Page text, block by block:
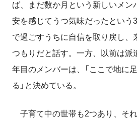
ば、まだ数か月という新しいメン
安を感じてうつ気味だったという
で過ごすうちに自信を取り戻し、
つもりだと話す。一方、以前は派
年目のメンバーは、「ここで地に
る」と決めている。
子育て中の世帯も2つあり、そ